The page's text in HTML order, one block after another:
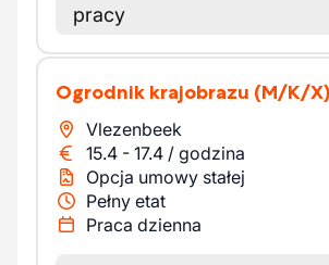
pracy
Ogrodnik krajobrazu (M/K/X)
Vlezenbeek
15.4 - 17.4 / godzina
Opcja umowy stałej
Pełny etat
Praca dzienna